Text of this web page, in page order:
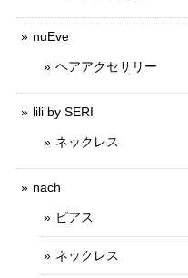
nuEve
ヘアアクセサリー
lili by SERI
ネックレス
nach
ピアス
ネックレス